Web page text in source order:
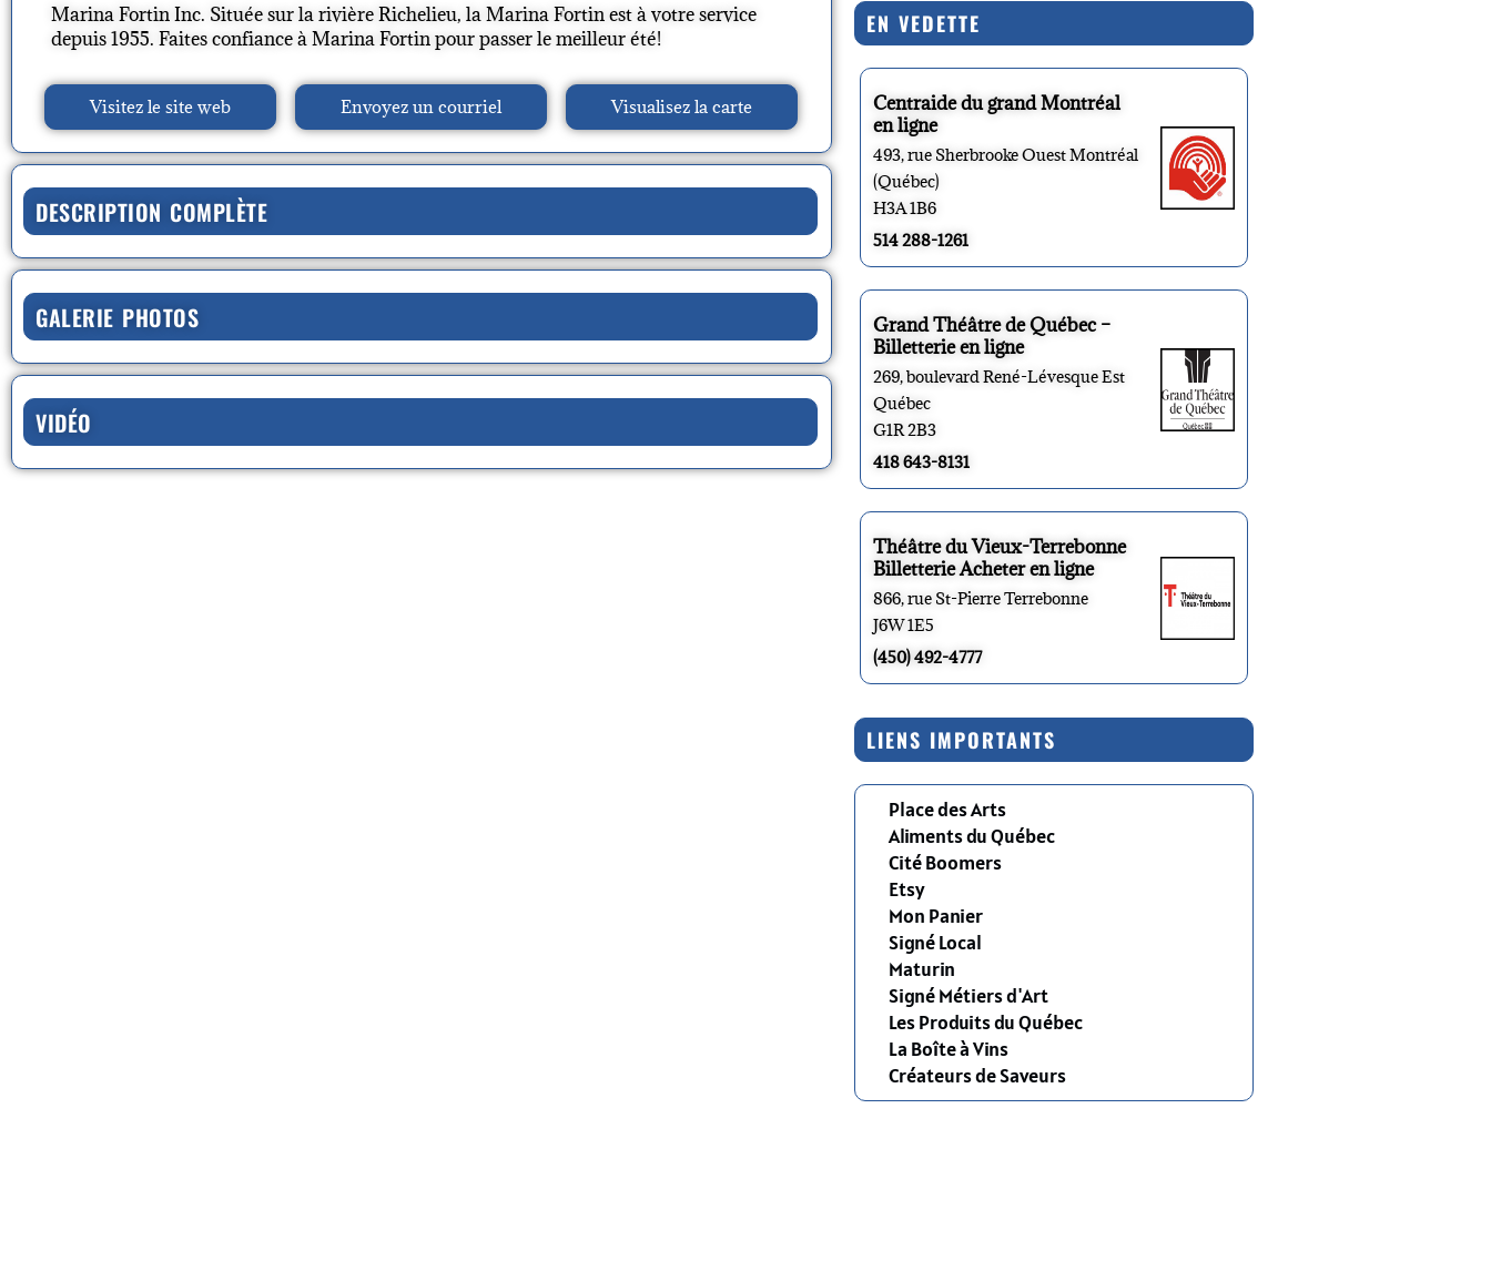
Marina Fortin Inc. Située sur la rivière Richelieu, la Marina Fortin est à votre service
depuis 1955. Faites confiance à Marina Fortin pour passer le meilleur été!
Visitez le site web Envoyez un courriel Visualisez la carte
DESCRIPTION COMPLÈTE
GALERIE PHOTOS
VIDÉO
EN VEDETTE
Centraide du grand Montréal
en ligne
493, rue Sherbrooke Ouest Montréal
(Québec)
H3A 1B6
514 288-1261
Grand Théâtre de Québec –
Billetterie en ligne
269, boulevard René-Lévesque Est
Québec
G1R 2B3
418 643-8131
Théâtre du Vieux-Terrebonne
Billetterie Acheter en ligne
866, rue St-Pierre Terrebonne
J6W 1E5
(450) 492-4777
LIENS IMPORTANTS
Place des Arts
Aliments du Québec
Cité Boomers
Etsy
Mon Panier
Signé Local
Maturin
Signé Métiers d'Art
Les Produits du Québec
La Boîte à Vins
Créateurs de Saveurs